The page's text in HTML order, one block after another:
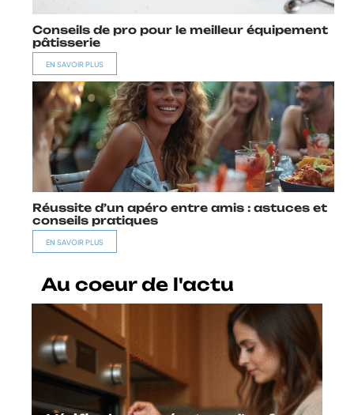
Conseils de pro pour le meilleur équipement
pâtisserie
EN SAVOIR PLUS
Réussite d’un apéro entre amis : astuces et
conseils pratiques
EN SAVOIR PLUS
Au coeur de l'actu